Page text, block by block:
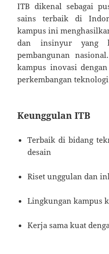
ITB dikenal sebagai
sains terbaik di
kampus ini
dan insinyur yang
pembangunan
kampus inovasi
perkembangan
Keunggulan ITB
Terbaik di bidang
desain
Riset unggulan dan
Lingkungan kampus
Kerja sama kuat